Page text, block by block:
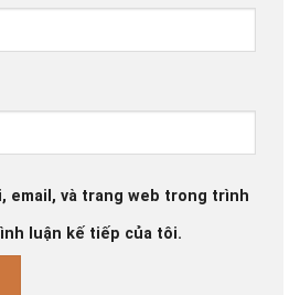
email, và trang web trong trình
luận kế tiếp của tôi.